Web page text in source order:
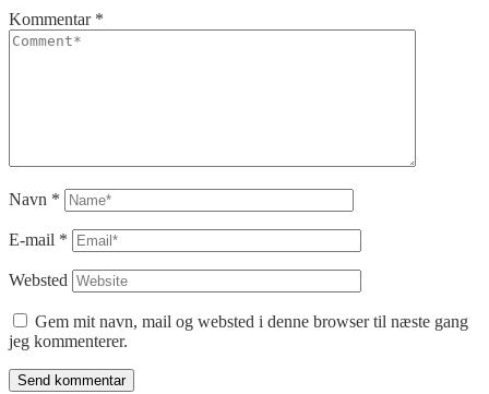
Kommentar *
Navn *
E-mail *
Websted
Gem mit navn, mail og websted i denne browser til næste gang
jeg kommenterer.
Send kommentar